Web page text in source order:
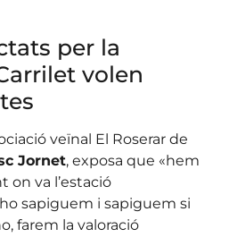
per la
volen
veïnal El Roserar de
Jornet, exposa que «hem
on va l’estació
sapiguem i sapiguem si
farem la valoració